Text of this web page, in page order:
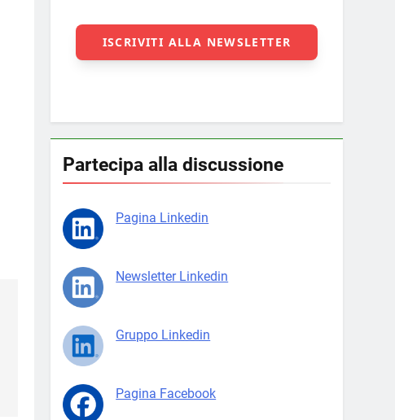
Partecipa alla discussione
Pagina Linkedin
Newsletter Linkedin
Gruppo Linkedin
Pagina Facebook